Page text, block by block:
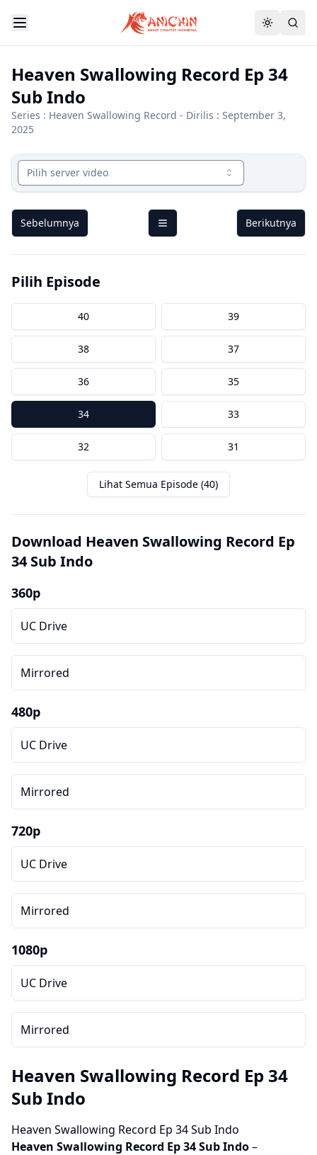
Heaven Swallowing Record Ep 34
Sub Indo
Series : Heaven Swallowing Record - Dirilis : September 3,
2025
Pilih server video
Sebelumnya Berikutnya
Pilih Episode
40 39
38 37
36 35
34 33
32 31
Lihat Semua Episode (40)
Download Heaven Swallowing Record Ep
34 Sub Indo
360p
UC Drive
Mirrored
480p
UC Drive
Mirrored
720p
UC Drive
Mirrored
1080p
UC Drive
Mirrored
Heaven Swallowing Record Ep 34
Sub Indo
Heaven Swallowing Record Ep 34 Sub Indo
Heaven Swallowing Record Ep 34 Sub Indo–